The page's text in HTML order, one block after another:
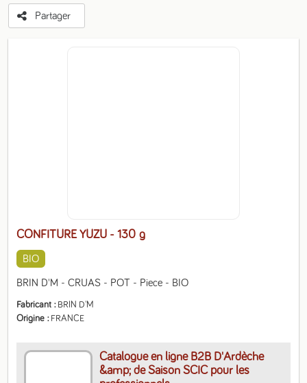
CONFITURE YUZU - 130 g
BIO
BRIN D'M - CRUAS - POT - Piece - BIO
Fabricant
BRIN D'M
Origine
FRANCE
Catalogue en ligne B2B D'Ardèche
&amp; de Saison SCIC pour les
Partager